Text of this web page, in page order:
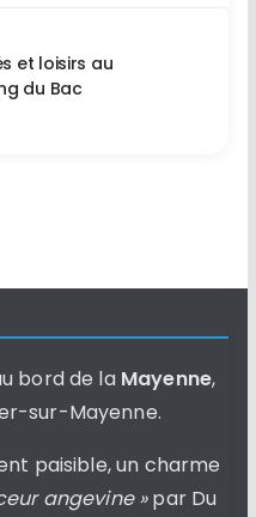
et loisirs au
du Bac
bord de la Mayenne,
sur-Mayenne.
paisible, un charme
angevine »par Du